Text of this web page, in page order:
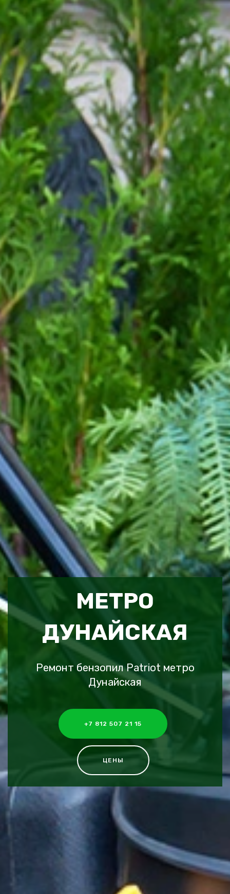
МЕТРО
ДУНАЙСКАЯ
Ремонт бензопил Patriot метро
Дунайская
+7 812 507 21 15
ЦЕНЫ